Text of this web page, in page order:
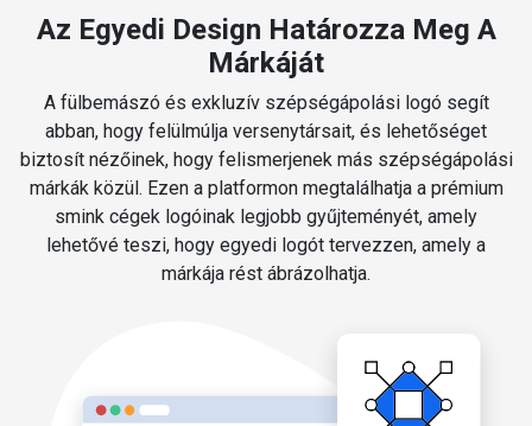
Az Egyedi Design Határozza Meg A
Márkáját
A fülbemászó és exkluzív szépségápolási logó segít
abban, hogy felülmúlja versenytársait, és lehetőséget
biztosít nézőinek, hogy felismerjenek más szépségápolási
márkák közül. Ezen a platformon megtalálhatja a prémium
smink cégek logóinak legjobb gyűjteményét, amely
lehetővé teszi, hogy egyedi logót tervezzen, amely a
márkája rést ábrázolhatja.